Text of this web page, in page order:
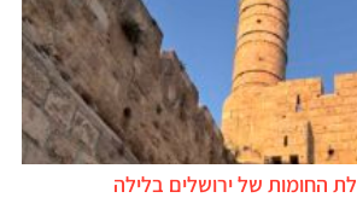
החומות של ירושלים בלילה